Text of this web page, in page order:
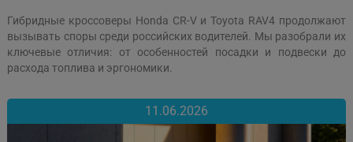
Гибридные кроссоверы Honda CR-V и Toyota RAV4 продолжают
вызывать споры среди российских водителей. Мы разобрали их
ключевые отличия: от особенностей посадки и подвески до
расхода топлива и эргономики.
11.06.2026